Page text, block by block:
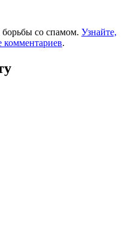
борьбы со спамом. Узнайте,
комментариев.